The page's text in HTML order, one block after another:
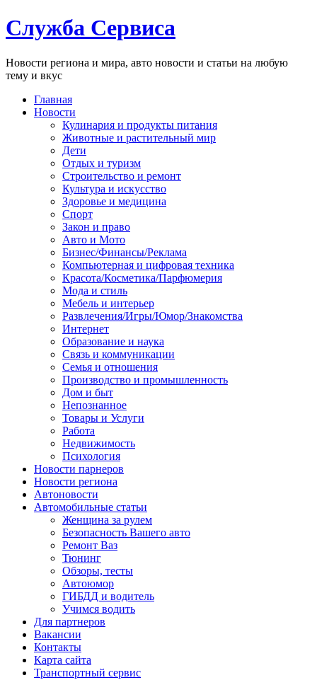
Служба Сервиса
Новости региона и мира, авто новости и статьи на любую
тему и вкус
Главная
Новости
Кулинария и продукты питания
Животные и растительный мир
Дети
Отдых и туризм
Строительство и ремонт
Культура и искусство
Здоровье и медицина
Спорт
Закон и право
Авто и Мото
Бизнес/Финансы/Реклама
Компьютерная и цифровая техника
Красота/Косметика/Парфюмерия
Мода и стиль
Мебель и интерьер
Развлечения/Игры/Юмор/Знакомства
Интернет
Образование и наука
Связь и коммуникации
Семья и отношения
Производство и промышленность
Дом и быт
Непознанное
Товары и Услуги
Работа
Недвижимость
Психология
Новости парнеров
Новости региона
Автоновости
Автомобильные статьи
Женщина за рулем
Безопасность Вашего авто
Ремонт Ваз
Тюнинг
Обзоры, тесты
Автоюмор
ГИБДД и водитель
Учимся водить
Для партнеров
Вакансии
Контакты
Карта сайта
Транспортный сервис